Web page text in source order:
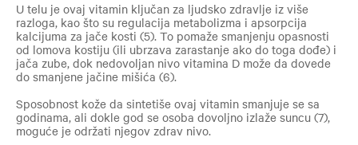
U telu je ovaj vitamin ključan za ljudsko zdravlje iz više
razloga, kao što su regulacija metabolizma i apsorpcija
kalcijuma za jače kosti (5). To pomaže smanjenju opasnosti
od lomova kostiju (ili ubrzava zarastanje ako do toga dođe) i
jača zube, dok nedovoljan nivo vitamina D može da dovede
do smanjene jačine mišića (6).
Sposobnost kože da sintetiše ovaj vitamin smanjuje se sa
godinama, ali dokle god se osoba dovoljno izlaže suncu (7),
moguće je održati njegov zdrav nivo.